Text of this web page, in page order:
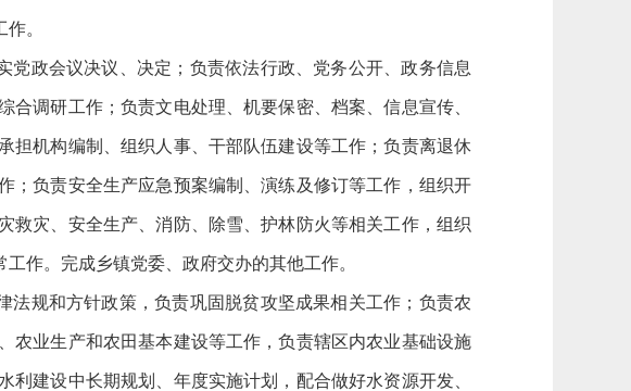
。
政会议决议、决定；负责依法行政、党务公开、政务信息
调研工作；负责文电处理、机要保密、档案、信息宣传、
担机构编制、组织人事、干部队伍建设等工作；负责离退休
；负责安全生产应急预案编制、演练及修订等工作，组织开
救灾、安全生产、消防、除雪、护林防火等相关工作，组织
作。完成乡镇党委、政府交办的其他工作。
规和方针政策，负责巩固脱贫攻坚成果相关工作；负责农
农业生产和农田基本建设等工作，负责辖区内农业基础设施
建设中长期规划、年度实施计划，配合做好水资源开发、